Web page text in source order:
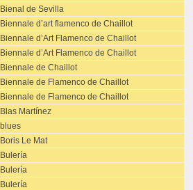
Bienal de Sevilla
Biennale d’art flamenco de Chaillot
Biennale d’Art Flamenco de Chaillot
Biennale d’Art Flamenco de Chaillot
Biennale de Chaillot
Biennale de Flamenco de Chaillot
Biennale de Flamenco de Chaillot
Blas Martínez
blues
Boris Le Mat
Bulería
Bulería
Bulería